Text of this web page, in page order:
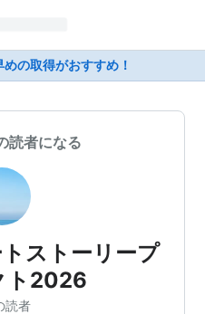
の取得がおすすめ！
読者になる
ストーリープ
ト2026
読者